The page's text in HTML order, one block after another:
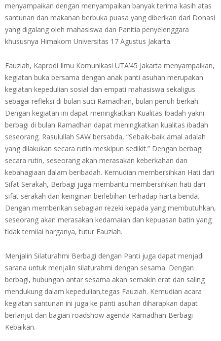
menyampaikan dengan menyampaikan banyak terima kasih atas
santunan dan makanan berbuka puasa yang diberikan dari Donasi
yang digalang oleh mahasiswa dan Panitia penyelenggara
khususnya Himakom Universitas 17 Agustus Jakarta.
Fauziah, Kaprodi Ilmu Komunikasi UTA’45 Jakarta menyampaikan,
kegiatan buka bersama dengan anak panti asuhan merupakan
kegiatan kepedulian sosial dan empati mahasiswa sekaligus
sebagai refleksi di bulan suci Ramadhan, bulan penuh berkah.
Dengan kegiatan ini dapat meningkatkan Kualitas Ibadah yakni
berbagi di bulan Ramadhan dapat meningkatkan kualitas ibadah
seseorang. Rasulullah SAW bersabda, “Sebaik-baik amal adalah
yang dilakukan secara rutin meskipun sedikit.” Dengan berbagi
secara rutin, seseorang akan merasakan keberkahan dan
kebahagiaan dalam beribadah. Kemudian membersihkan Hati dari
Sifat Serakah, Berbagi juga membantu membersihkan hati dari
sifat serakah dan keinginan berlebihan terhadap harta benda.
Dengan memberikan sebagian rezeki kepada yang membutuhkan,
seseorang akan merasakan kedamaian dan kepuasan batin yang
tidak ternilai harganya, tutur Fauziah.
Menjalin Silaturahmi Berbagi dengan Panti juga dapat menjadi
sarana untuk menjalin silaturahmi dengan sesama. Dengan
berbagi, hubungan antar sesama akan semakin erat dan saling
mendukung dalam kepedulian,tegas Fauziah. Kemudian acara
kegiatan santunan ini juga ke panti asuhan diharapkan dapat
berlanjut dan bagian roadshow agenda Ramadhan Berbagi
Kebaikan.